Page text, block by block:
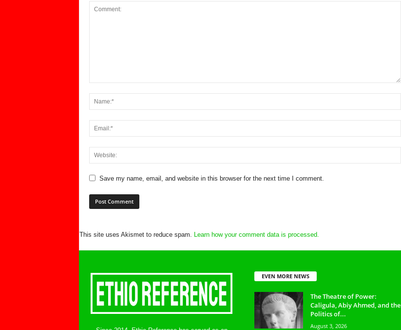
Save my name, email, and website in this browser for the next time I comment.
This site uses Akismet to reduce spam. Learn how your comment data is processed.
EVEN MORE NEWS
The Theatre of Power:
Caligula, Abiy Ahmed, and the
Politics of...
August 3, 2026